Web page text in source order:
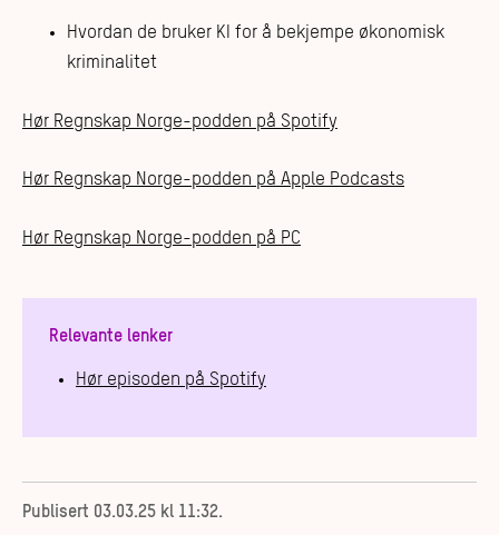
Hvordan de bruker KI for å bekjempe økonomisk
kriminalitet
Hør Regnskap Norge-podden på Spotify
Hør Regnskap Norge-podden på Apple Podcasts
Hør Regnskap Norge-podden på PC
Relevante lenker
Hør episoden på Spotify
Publisert 03.03.25 kl 11:32.